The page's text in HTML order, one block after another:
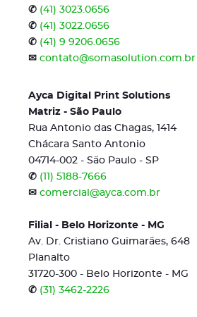
✆ (41) 3023.0656
✆ (41) 3022.0656
✆ (41) 9 9206.0656
✉ contato@somasolution.com.br
Ayca Digital Print Solutions
Matriz - São Paulo
Rua Antonio das Chagas, 1414
Chácara Santo Antonio
04714-002 - São Paulo - SP
✆ (11) 5188-7666
✉ comercial@ayca.com.br
Filial - Belo Horizonte - MG
Av. Dr. Cristiano Guimarães, 648
Planalto
31720-300 - Belo Horizonte - MG
✆ (31) 3462-2226